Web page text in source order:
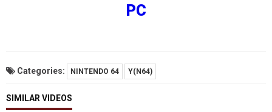
PC
Categories: NINTENDO 64 Y(N64)
SIMILAR VIDEOS